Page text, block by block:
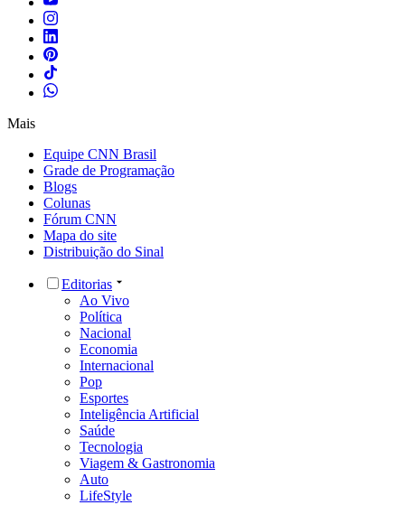
Mais
Equipe CNN Brasil
Grade de Programação
Blogs
Colunas
Fórum CNN
Mapa do site
Distribuição do Sinal
Editorias
Ao Vivo
Política
Nacional
Economia
Internacional
Pop
Esportes
Inteligência Artificial
Saúde
Tecnologia
Viagem & Gastronomia
Auto
LifeStyle